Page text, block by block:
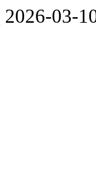
2026-03-